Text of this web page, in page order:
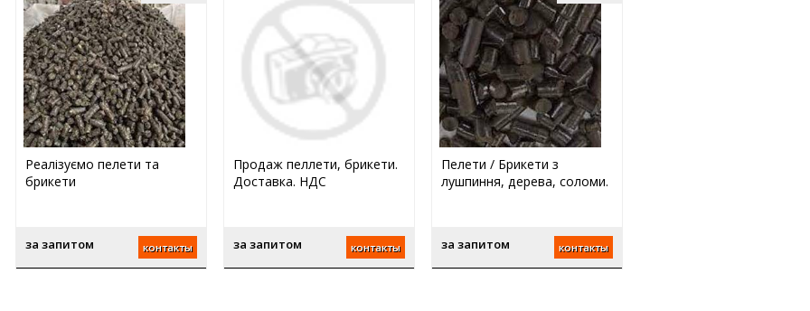
Реалізуємо пелети та
брикети
за запитом контакты
Продаж пеллети, брикети.
Доставка. НДС
за запитом контакты
Пелети / Брикети з
лушпиння, дерева, соломи.
за запитом контакты